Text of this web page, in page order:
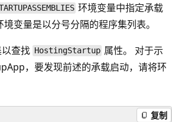
环境变量中指定承载
变量是以分号分隔的程序集列表。
查找 HostingStartup 属性。 对于示
，要发现前述的承载启动，请将环
复制